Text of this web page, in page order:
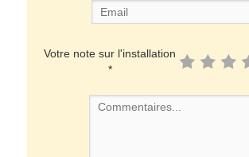
Votre note sur l'installation
*